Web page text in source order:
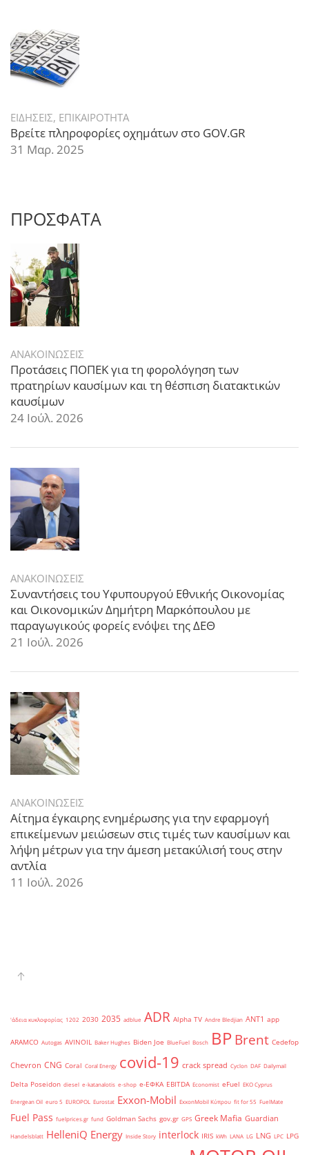
ΕΙΔΗΣΕΙΣ, ΕΠΙΚΑΙΡΟΤΗΤΑ
Βρείτε πληροφορίες οχημάτων στο GOV.GR
31 Μαρ. 2025
ΠΡΟΣΦΑΤΑ
ΑΝΑΚΟΙΝΩΣΕΙΣ
Προτάσεις ΠΟΠΕΚ για τη φορολόγηση των
πρατηρίων καυσίμων και τη θέσπιση διατακτικών
καυσίμων
24 Ιούλ. 2026
ΑΝΑΚΟΙΝΩΣΕΙΣ
Συναντήσεις του Υφυπουργού Εθνικής Οικονομίας
και Οικονομικών Δημήτρη Μαρκόπουλου με
παραγωγικούς φορείς ενόψει της ΔΕΘ
21 Ιούλ. 2026
ΑΝΑΚΟΙΝΩΣΕΙΣ
Αίτημα έγκαιρης ενημέρωσης για την εφαρμογή
επικείμενων μειώσεων στις τιμές των καυσίμων και
λήψη μέτρων για την άμεση μετακύλισή τους στην
αντλία
11 Ιούλ. 2026
'άδεια κυκλοφορίας 1202 2030 2035 adblue ADR Alpha TV Andre Bledjian ANT1 app
ARAMCO Autogas AVINOIL Baker Hughes Biden Joe BlueFuel Bosch BPBrent Cedefop
Chevron CNG Coral Coral Energy covid-19 crack spread Cyclon DAF Dailymail
Delta Poseidon diesel e-katanalotis e-shop e-ΕΦΚΑ EBITDA Economist eFuel EKO Cyprus
Energean Oil euro 5 EUROPOL Eurostat Exxon-Mobil ExxonMobil Κύπρου fit for 55 FuelMate
Fuel Pass fuelprices.gr fund Goldman Sachs gov.gr GPS Greek Mafia Guardian
Handelsblatt HelleniQ Energy Inside Story interlock IRIS kWh LANA LG LNG LPC LPG